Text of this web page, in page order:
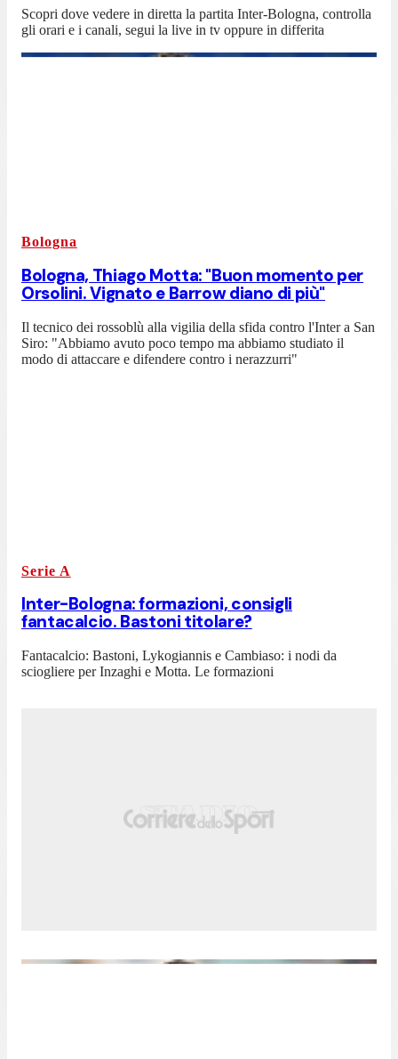
Scopri dove vedere in diretta la partita Inter-Bologna, controlla
gli orari e i canali, segui la live in tv oppure in differita
Bologna
Bologna, Thiago Motta: "Buon momento per
Orsolini. Vignato e Barrow diano di più"
Il tecnico dei rossoblù alla vigilia della sfida contro l'Inter a San
Siro: "Abbiamo avuto poco tempo ma abbiamo studiato il
modo di attaccare e difendere contro i nerazzurri"
Serie A
Inter-Bologna: formazioni, consigli
fantacalcio. Bastoni titolare?
Fantacalcio: Bastoni, Lykogiannis e Cambiaso: i nodi da
sciogliere per Inzaghi e Motta. Le formazioni